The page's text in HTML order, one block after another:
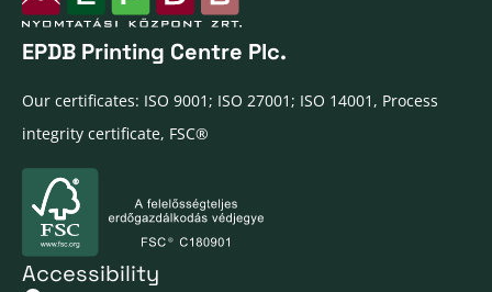
EPDB Printing Centre Plc.
Our certificates: ISO 9001; ISO 27001; ISO 14001, Process
integrity certificate, FSC®
Accessibility